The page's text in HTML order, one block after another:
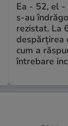
Ea - 52, el -
s-au
rezistat. La
despărțirea
cum a
întrebare